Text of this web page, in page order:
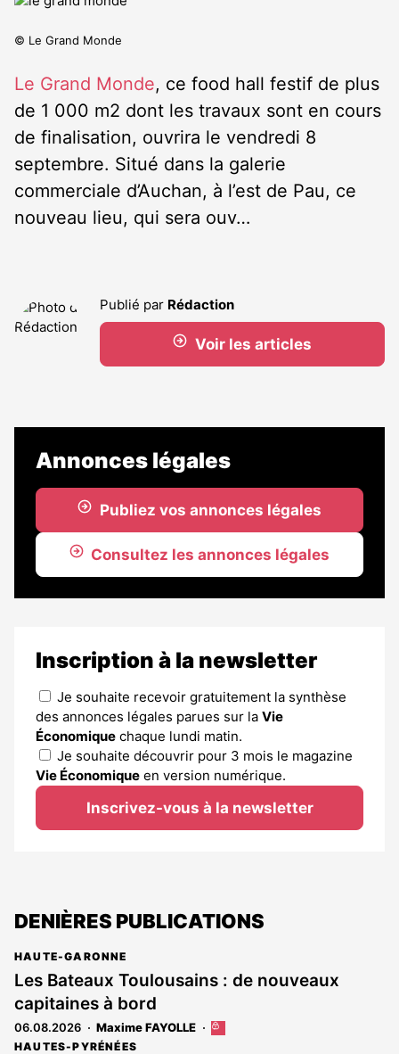
© Le Grand Monde
Le Grand Monde, ce food hall festif de plus
de 1 000 m2 dont les travaux sont en cours
de finalisation, ouvrira le vendredi 8
septembre. Situé dans la galerie
commerciale d’Auchan, à l’est de Pau, ce
nouveau lieu, qui sera ouv…
Publié par Rédaction
Voir les articles
Annonces légales
Publiez vos annonces légales
Consultez les annonces légales
Inscription à la newsletter
Je souhaite recevoir gratuitement la synthèse
des annonces légales parues sur la Vie
Économique chaque lundi matin.
Je souhaite découvrir pour 3 mois le magazine
Vie Économique en version numérique.
Inscrivez-vous à la newsletter
DENIÈRES PUBLICATIONS
HAUTE-GARONNE
Les Bateaux Toulousains : de nouveaux
capitaines à bord
06.08.2026 Maxime FAYOLLE
Cet
HAUTES-PYRÉNÉES